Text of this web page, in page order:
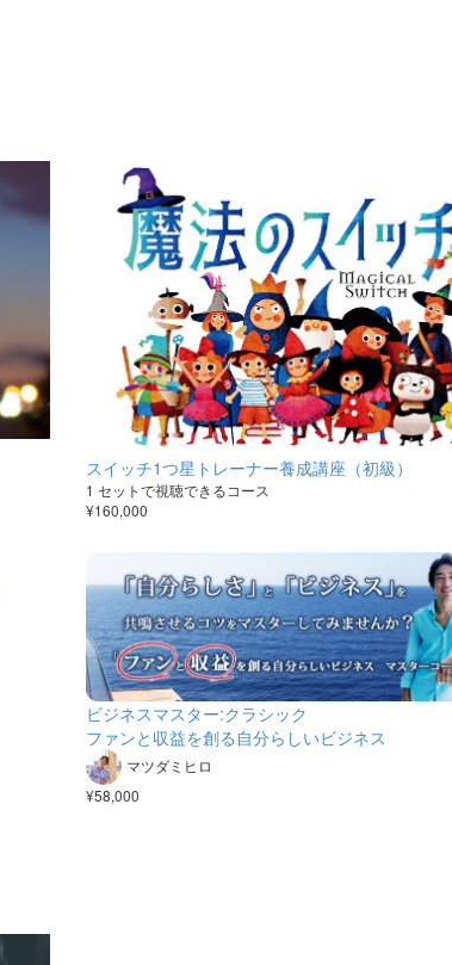
スイッチ1つ星トレーナー養成講座（初級）
1 セットで視聴できるコース
¥160,000
ビジネスマスター:クラシック
ファンと収益を創る自分らしいビジネス
マツダミヒロ
¥58,000